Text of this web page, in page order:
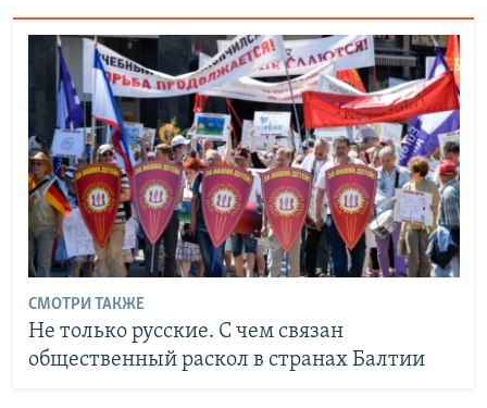
СМОТРИ ТАКЖЕ
Не только русские. С чем связан
общественный раскол в странах Балтии